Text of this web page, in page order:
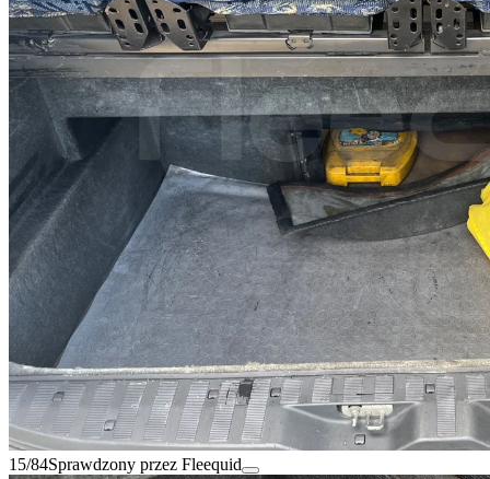
15/84Sprawdzony przez Fleequid